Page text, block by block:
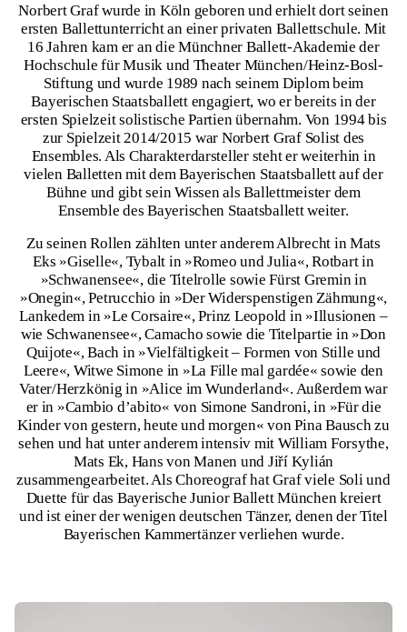
Norbert Graf wurde in Köln geboren und erhielt dort seinen
ersten Ballettunterricht an einer privaten Ballettschule. Mit
16 Jahren kam er an die Münchner Ballett-Akademie der
Hochschule für Musik und Theater München/Heinz-Bosl-
Stiftung und wurde 1989 nach seinem Diplom beim
Bayerischen Staatsballett engagiert, wo er bereits in der
ersten Spielzeit solistische Partien übernahm. Von 1994 bis
zur Spielzeit 2014/2015 war Norbert Graf Solist des
Ensembles. Als Charakterdarsteller steht er weiterhin in
vielen Balletten mit dem Bayerischen Staatsballett auf der
Bühne und gibt sein Wissen als Ballettmeister dem
Ensemble des Bayerischen Staatsballett weiter.
Zu seinen Rollen zählten unter anderem Albrecht in Mats
Eks »Giselle«, Tybalt in »Romeo und Julia«, Rotbart in
»Schwanensee«, die Titelrolle sowie Fürst Gremin in
»Onegin«, Petrucchio in »Der Widerspenstigen Zähmung«,
Lankedem in »Le Corsaire«, Prinz Leopold in »Illusionen –
wie Schwanensee«, Camacho sowie die Titelpartie in »Don
Quijote«, Bach in »Vielfältigkeit – Formen von Stille und
Leere«, Witwe Simone in »La Fille mal gardée« sowie den
Vater/Herzkönig in »Alice im Wunderland«. Außerdem war
er in »Cambio d’abito« von Simone Sandroni, in »Für die
Kinder von gestern, heute und morgen« von Pina Bausch zu
sehen und hat unter anderem intensiv mit William Forsythe,
Mats Ek, Hans von Manen und Jiří Kylián
zusammengearbeitet. Als Choreograf hat Graf viele Soli und
Duette für das Bayerische Junior Ballett München kreiert
und ist einer der wenigen deutschen Tänzer, denen der Titel
Bayerischen Kammertänzer verliehen wurde.